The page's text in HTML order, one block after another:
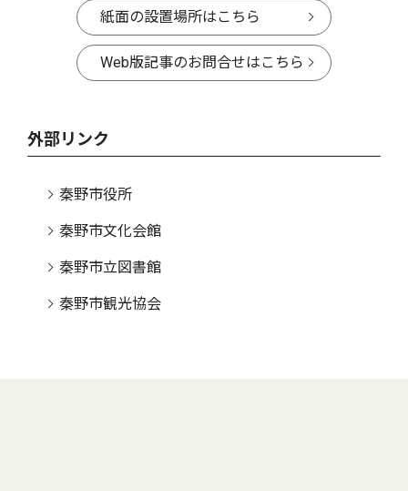
紙面の設置場所はこちら
Web版記事のお問合せはこちら
外部リンク
秦野市役所
秦野市文化会館
秦野市立図書館
秦野市観光協会